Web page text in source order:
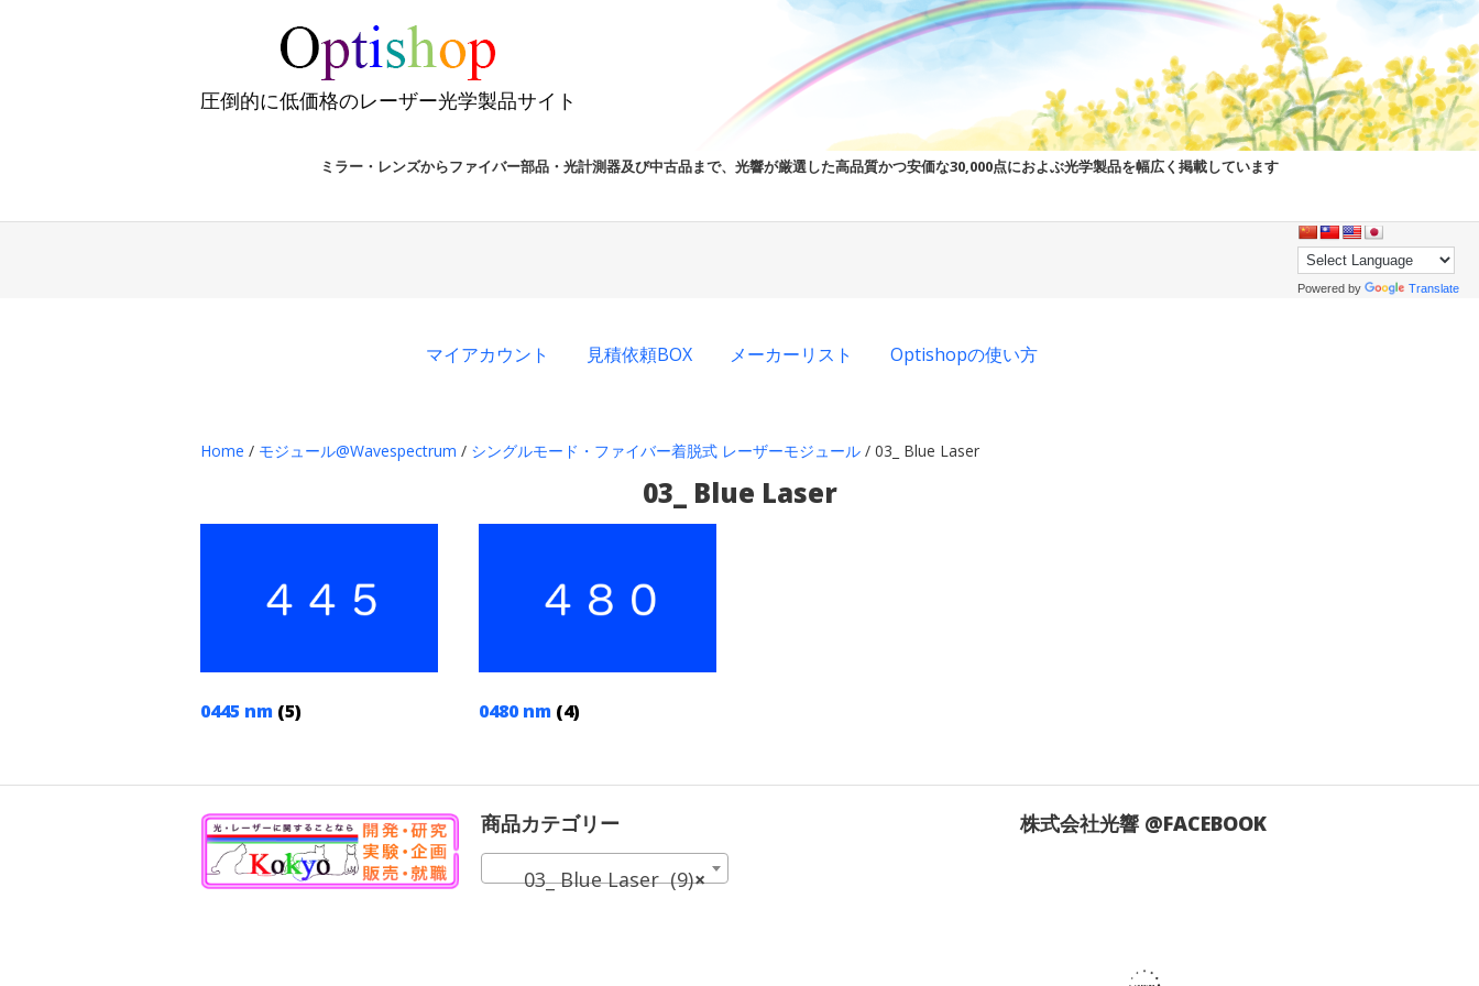
圧倒的に低価格のレーザー光学製品サイト
ミラー・レンズからファイバー部品・光計測器及び中古品まで、光響が厳選した高品質かつ安価な30,000点におよぶ光学製品を幅広く掲載しています
Powered by Translate
マイアカウント 見積依頼BOX メーカーリスト Optishopの使い方
Home / モジュール@Wavespectrum / シングルモード・ファイバー着脱式 レーザーモジュール / 03_ Blue Laser
03_ Blue Laser
0445 nm (5) 0480 nm (4)
商品カテゴリー
×
03_ Blue Laser (9)
株式会社光響 @FACEBOOK